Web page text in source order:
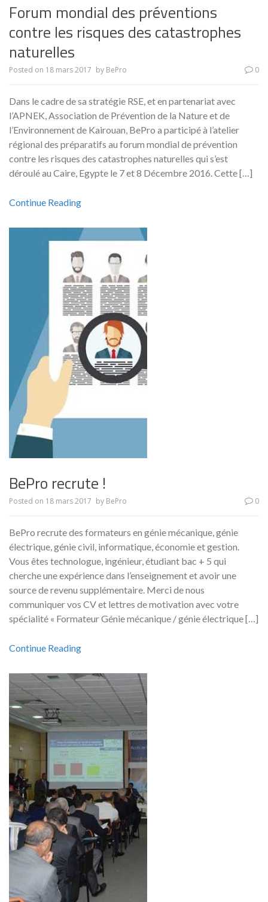
Forum mondial des préventions
contre les risques des catastrophes
naturelles
Posted on 18 mars 2017 by BePro 0
Dans le cadre de sa stratégie RSE, et en partenariat avec
l’APNEK, Association de Prévention de la Nature et de
l’Environnement de Kairouan, BePro a participé à l’atelier
régional des préparatifs au forum mondial de prévention
contre les risques des catastrophes naturelles qui s’est
déroulé au Caire, Egypte le 7 et 8 Décembre 2016. Cette […]
Continue Reading
BePro recrute !
Posted on 18 mars 2017 by BePro 0
BePro recrute des formateurs en génie mécanique, génie
électrique, génie civil, informatique, économie et gestion.
Vous êtes technologue, ingénieur, étudiant bac + 5 qui
cherche une expérience dans l’enseignement et avoir une
source de revenu supplémentaire. Merci de nous
communiquer vos CV et lettres de motivation avec votre
spécialité « Formateur Génie mécanique / génie électrique […]
Continue Reading